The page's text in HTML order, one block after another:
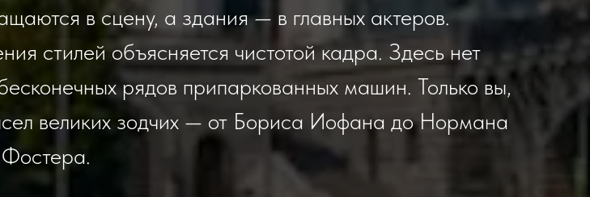
в сцену, а здания — в главных актеров.
стилей объясняется чистотой кадра. Здесь нет
рядов припаркованных машин. Только вы,
великих зодчих — от Бориса Иофана до Нормана
Фостера.